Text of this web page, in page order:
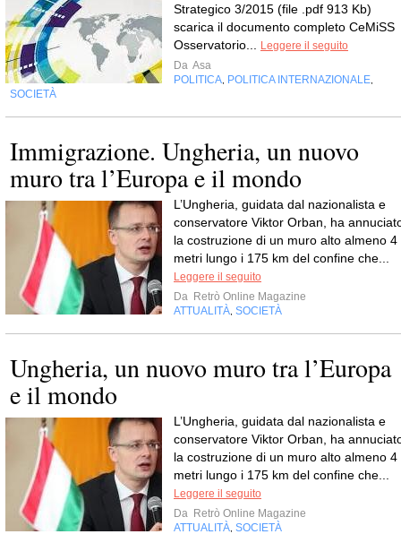
Strategico 3/2015 (file .pdf 913 Kb)
scarica il documento completo CeMiSS
Osservatorio... Leggere il seguito
Da Asa
POLITICA, POLITICA INTERNAZIONALE,
SOCIETÀ
Immigrazione. Ungheria, un nuovo
muro tra l’Europa e il mondo
L’Ungheria, guidata dal nazionalista e
conservatore Viktor Orban, ha
la costruzione di un muro alto almeno 4
metri lungo i 175 km del confine che...
Leggere il seguito
Da Retrò Online Magazine
ATTUALITÀ, SOCIETÀ
Ungheria, un nuovo muro tra l’Europa
e il mondo
L’Ungheria, guidata dal nazionalista e
conservatore Viktor Orban, ha
la costruzione di un muro alto almeno 4
metri lungo i 175 km del confine che...
Leggere il seguito
Da Retrò Online Magazine
ATTUALITÀ, SOCIETÀ